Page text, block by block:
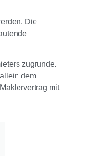
Die
zugrunde.
dem
mit